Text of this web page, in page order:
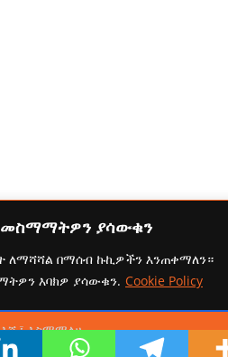
ያሳውቁን
ለማሻሻል በማሰብ ኩኪዎችን እንጠቀማለን።
እባክዎ ያሳውቁን. Cookie Policy
እሺ፤ እስማማለሁ